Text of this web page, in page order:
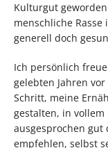
Kulturgut
menschliche Rasse
generell doch
Ich persönlich
gelebten Jahren
Schritt, meine
gestalten, in vollem
ausgesprochen
empfehlen, selbst